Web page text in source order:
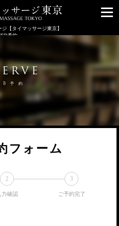
【タイマッサージ東京】
予約
メ
ー
予約
フォーム
2
力確認
3
ご予約完了